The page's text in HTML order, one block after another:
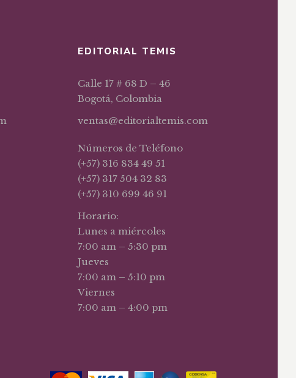
EDITORIAL TEMIS
Calle 17 # 68 D – 46
Bogotá, Colombia
ventas@editorialtemis.com
Números de Teléfono
(+57) 316 834 49 51
(+57) 317 504 32 83
(+57) 310 699 46 91
Horario:
Lunes a miércoles
7:00 am – 5:30 pm
Jueves
7:00 am – 5:10 pm
Viernes
7:00 am – 4:00 pm